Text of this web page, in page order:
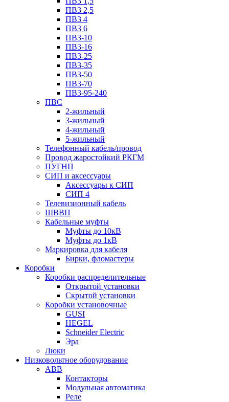
ПВ3 2,5
ПВ3 4
ПВ3 6
ПВ3-10
ПВ3-16
ПВ3-25
ПВ3-35
ПВ3-50
ПВ3-70
ПВ3-95-240
ПВС
2-жильный
3-жильный
4-жильный
5-жильный
Телефонный кабель/провод
Провод жаростойкий РКГМ
ПУГНП
СИП и аксессуары
Аксессуары к СИП
СИП 4
Телевизионный кабель
ШВВП
Кабельные муфты
Муфты до 10кВ
Муфты до 1кВ
Маркировка для кабеля
Бирки, фломастеры
Коробки
Коробки распределительные
Открытой установки
Скрытой установки
Коробки установочные
GUSI
HEGEL
Schneider Electric
Эра
Люки
Низковольтное оборудование
ABB
Контакторы
Модульная автоматика
Реле